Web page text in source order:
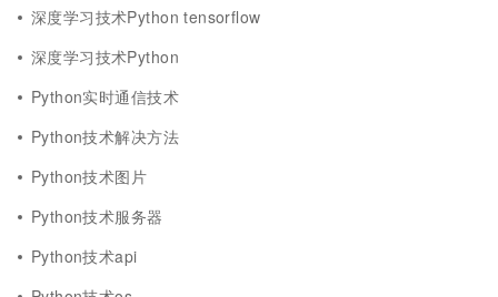
深度学习技术Python tensorflow
深度学习技术Python
Python实时通信技术
Python技术解决方法
Python技术图片
Python技术服务器
Python技术api